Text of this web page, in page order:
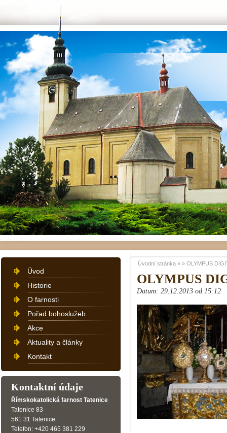
OLYMPUS
Datum: 29.12.2013 od 15:12
Úvodní stránka » » OLYMPUS
Úvod
Historie
O farnosti
Pořad bohoslužeb
Akce
Aktuality a články
Kontakt
Kontaktní údaje
Římskokatolická farnost Tatenice
Tatenice 83
561 31 Tatenice
Telefon: +420 465 381 229